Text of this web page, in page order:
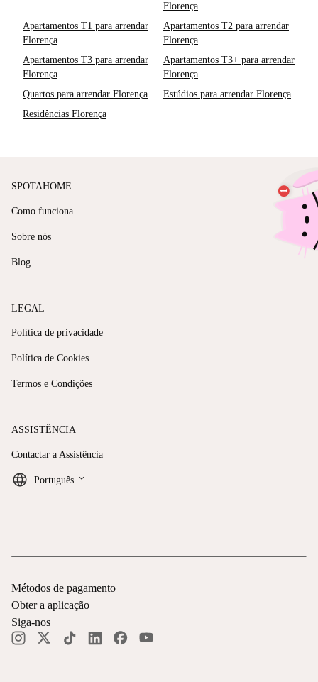
Florença
Apartamentos T1 para arrendar
Florença
Apartamentos T2 para arrendar
Florença
Apartamentos T3 para arrendar
Florença
Apartamentos T3+ para arrendar
Florença
Quartos para arrendar Florença
Estúdios para arrendar Florença
Residências Florença
SPOTAHOME
Como funciona
Sobre nós
Blog
LEGAL
Política de privacidade
Política de Cookies
Termos e Condições
ASSISTÊNCIA
Contactar a Assistência
Português keyboard_arrow_down
Métodos de pagamento
Obter a aplicação
Siga-nos